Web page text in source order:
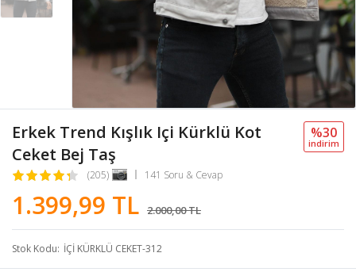
Erkek Trend Kışlık Içi Kürklü Kot
Ceket Bej Taş
(205) 141 Soru & Cevap
1.399,99 TL 2.000,00 TL
%30
i̇ndi̇ri̇m
Stok Kodu İÇİ KÜRKLÜ CEKET-312